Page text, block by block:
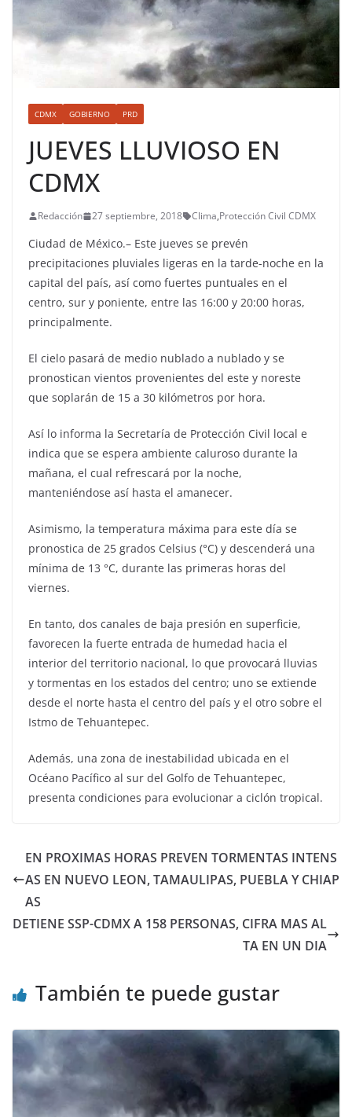
CDMX GOBIERNO PRD
JUEVES LLUVIOSO EN
CDMX
Redacción 27 septiembre, 2018 Clima,Protección Civil CDMX
Ciudad de México.– Este jueves se prevén
precipitaciones pluviales ligeras en la tarde-noche en la
capital del país, así como fuertes puntuales en el
centro, sur y poniente, entre las 16:00 y 20:00 horas,
principalmente.
El cielo pasará de medio nublado a nublado y se
pronostican vientos provenientes del este y noreste
que soplarán de 15 a 30 kilómetros por hora.
Así lo informa la Secretaría de Protección Civil local e
indica que se espera ambiente caluroso durante la
mañana, el cual refrescará por la noche,
manteniéndose así hasta el amanecer.
Asimismo, la temperatura máxima para este día se
pronostica de 25 grados Celsius (°C) y descenderá una
mínima de 13 °C, durante las primeras horas del
viernes.
En tanto, dos canales de baja presión en superficie,
favorecen la fuerte entrada de humedad hacia el
interior del territorio nacional, lo que provocará lluvias
y tormentas en los estados del centro; uno se extiende
desde el norte hasta el centro del país y el otro sobre el
Istmo de Tehuantepec.
Además, una zona de inestabilidad ubicada en el
Océano Pacífico al sur del Golfo de Tehuantepec,
presenta condiciones para evolucionar a ciclón tropical.
EN PROXIMAS HORAS PREVEN TORMENTAS INTENS
AS EN NUEVO LEON, TAMAULIPAS, PUEBLA Y CHIAP
AS
DETIENE SSP-CDMX A 158 PERSONAS, CIFRA MAS AL
TA EN UN DIA
También te puede gustar